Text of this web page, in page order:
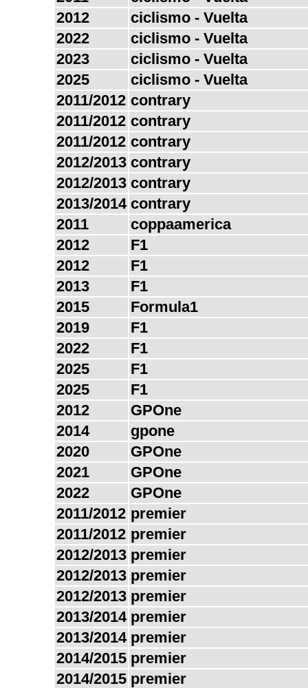
2012
ciclismo - Vuelta
2022
ciclismo - Vuelta
2023
ciclismo - Vuelta
2025
ciclismo - Vuelta
2011/2012 contrary
2011/2012 contrary
2011/2012 contrary
2012/2013 contrary
2012/2013 contrary
2013/2014 contrary
2011
coppaamerica
2012
F1
2012
F1
2013
F1
2015
Formula1
2019
F1
2022
F1
2025
F1
2025
F1
2012
GPOne
2014
gpone
2020
GPOne
2021
GPOne
2022
GPOne
2011/2012 premier
2011/2012 premier
2012/2013 premier
2012/2013 premier
2012/2013 premier
2013/2014 premier
2013/2014 premier
2014/2015 premier
2014/2015 premier